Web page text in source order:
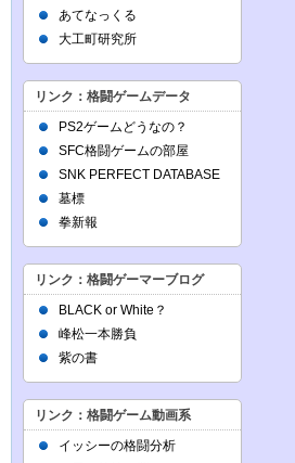
あてなっくる
大工町研究所
リンク：格闘ゲームデータ
PS2ゲームどうなの？
SFC格闘ゲームの部屋
SNK PERFECT DATABASE
墓標
拳新報
リンク：格闘ゲーマーブログ
BLACK or White？
峰松一本勝負
紫の書
リンク：格闘ゲーム動画系
イッシーの格闘分析